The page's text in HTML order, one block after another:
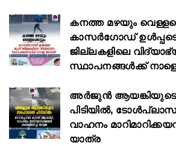
കനത്ത മഴയും
കാസർഗോഡ്
ജില്ലകളിലെ
സ്ഥാപനങ്ങള്‍ക്ക്
അർജുൻ
പിടിയിൽ,
വാഹനം
യാത്ര